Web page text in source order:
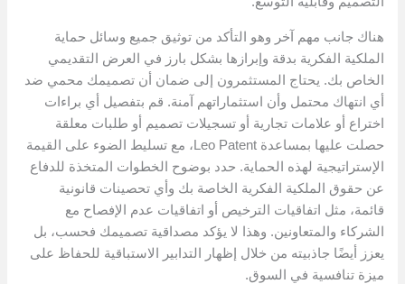
هناك جانب مهم آخر وهو التأكد من توثيق جميع وسائل حماية
الملكية الفكرية بدقة وإبرازها بشكل بارز في العرض التقديمي
الخاص بك. يحتاج المستثمرون إلى ضمان أن تصميمك محمي ضد
أي انتهاك محتمل وأن استثماراتهم آمنة. قم بتفصيل أي براءات
اختراع أو علامات تجارية أو تسجيلات تصميم أو طلبات معلقة
حصلت عليها بمساعدة Leo Patent، مع تسليط الضوء على القيمة
الإستراتيجية لهذه الحماية. حدد بوضوح الخطوات المتخذة للدفاع
عن حقوق الملكية الفكرية الخاصة بك وأي تحصينات قانونية
قائمة، مثل اتفاقيات الترخيص أو اتفاقيات عدم الإفصاح مع
الشركاء والمتعاونين. وهذا لا يؤكد مصداقية تصميمك فحسب، بل
يعزز أيضًا جاذبيته من خلال إظهار التدابير الاستباقية للحفاظ على
ميزة تنافسية في السوق.